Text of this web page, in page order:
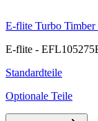
E-flite Turbo Timber
E-flite -
Standardteile
Optionale Teile